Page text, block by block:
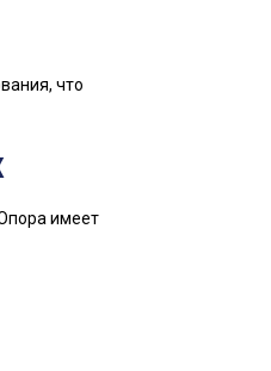
что
имеет